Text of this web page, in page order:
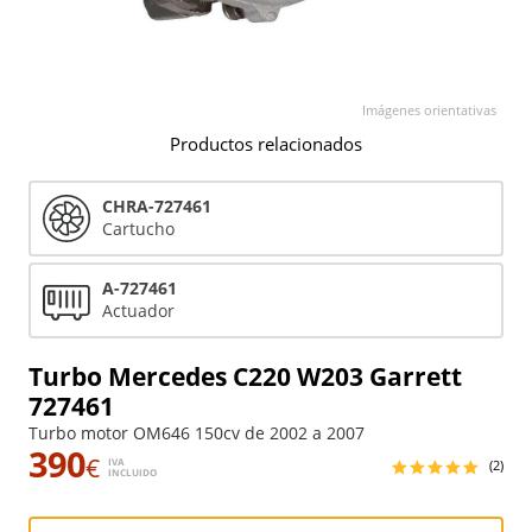
Turbo Mercedes C220 W203 Garrett
727461
Turbo motor OM646 150cv de 2002 a 2007
390€
IVA
INCLUIDO
(2)
Imágenes orientativas
Productos relacionados
CHRA-727461
Cartucho
A-727461
Actuador